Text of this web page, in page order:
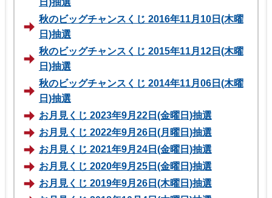
日)抽選
秋のビッグチャンスくじ 2016年11月10日(木曜
日)抽選
秋のビッグチャンスくじ 2015年11月12日(木曜
日)抽選
秋のビッグチャンスくじ 2014年11月06日(木曜
日)抽選
お月見くじ 2023年9月22日(金曜日)抽選
お月見くじ 2022年9月26日(月曜日)抽選
お月見くじ 2021年9月24日(金曜日)抽選
お月見くじ 2020年9月25日(金曜日)抽選
お月見くじ 2019年9月26日(木曜日)抽選